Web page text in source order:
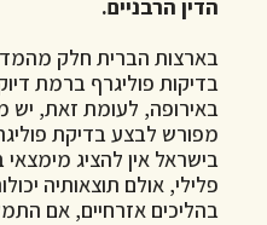
הדין הרבניים.
בארצות הברית חלק
בדיקות פוליגרף ברמת
באירופה, לעומת זאת, יש
מפורש לבצע בדיקת
בישראל אין להציג
פלילי, אולם תוצאותיה
בהליכים אזרחיים, אם